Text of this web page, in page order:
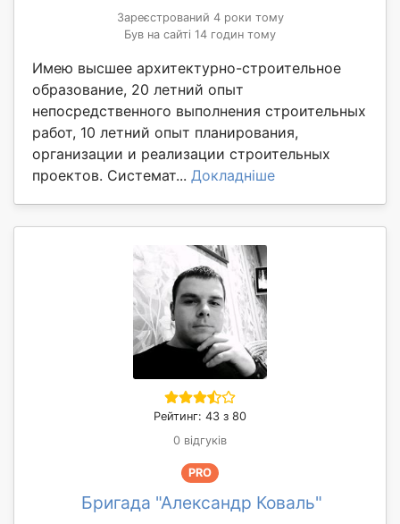
Зареєстрований 4 роки тому
Був на сайті 14 годин тому
Имею высшее архитектурно-строительное
образование, 20 летний опыт
непосредственного выполнения строительных
работ, 10 летний опыт планирования,
организации и реализации строительных
проектов. Системат... Докладніше
Рейтинг: 43 з 80
0 відгуків
PRO
Бригада "Александр Коваль"